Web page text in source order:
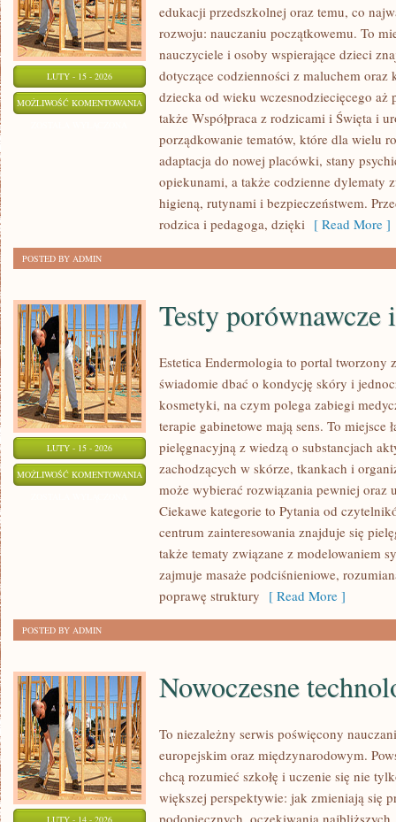
LUTY - 15 - 2026
MOŻLIWOŚĆ KOMENTOWANIA ŚWIĘTA
UROCZYSTOŚCI
edukacji przedszkolnej oraz temu, co
rozwoju: nauczaniu początkowemu. To
nauczyciele i osoby wspierające dzieci
dotyczące codzienności z maluchem oraz
dziecka od wieku wczesnodziecięcego aż
także Współpraca z rodzicami i Święta i
porządkowanie tematów, które dla wielu
adaptacja do nowej placówki, stany
opiekunami, a także codzienne dylematy
higieną, rutynami i bezpieczeństwem.
rodzica i pedagoga, dzięki [ Read More ]
POSTED BY ADMIN
LUTY - 15 - 2026
MOŻLIWOŚĆ KOMENTOWANIA TESTY
PORÓWNAWCZE
RANKINGI
Testy
Estetica Endermologia to portal tworzony
świadomie dbać o kondycję skóry i
kosmetyki, na czym polega zabiegi
terapie gabinetowe mają sens. To miejsce
pielęgnacyjną z wiedzą o substancjach
zachodzących w skórze, tkankach i
może wybierać rozwiązania pewniej oraz
Ciekawe kategorie to Pytania od
centrum zainteresowania znajduje się
także tematy związane z modelowaniem
zajmuje masaże podciśnieniowe,
poprawę struktury [ Read More ]
POSTED BY ADMIN
LUTY - 14 - 2026
Nowoczesne
To niezależny serwis poświęcony
europejskim oraz międzynarodowym.
chcą rozumieć szkołę i uczenie się nie
większej perspektywie: jak zmieniają się
podopiecznych, oczekiwania